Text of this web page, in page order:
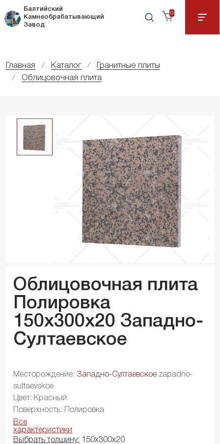
Балтийский
Камнеобрабатывающий
Завод
0
Главная Каталог
Гранитные плиты
Облицовочная плита
Облицовочная плита
Полировка
150x300x20 Западно-
Султаевское
Месторождение: Западно-Султаевское zapadno-
sultaevskoe
Цвет: Красный
Поверхность: Полировка
Все
характеристики
Выбрать толщину: 150х300х20